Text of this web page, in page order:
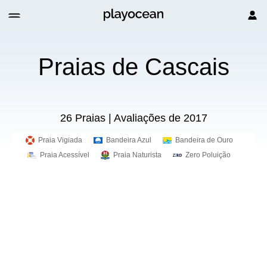
Praias de Cascais
26 Praias | Avaliações de 2017
Praia Vigiada Bandeira Azul
Bandeira de Ouro
Praia Acessível
Praia Naturista Zero Poluição